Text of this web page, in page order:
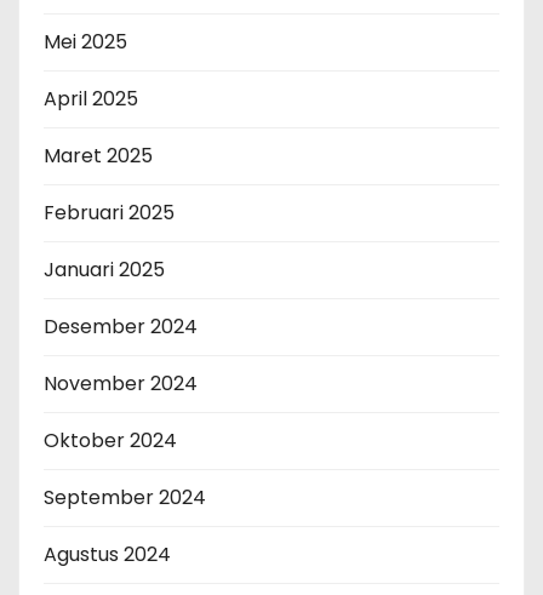
Mei 2025
April 2025
Maret 2025
Februari 2025
Januari 2025
Desember 2024
November 2024
Oktober 2024
September 2024
Agustus 2024